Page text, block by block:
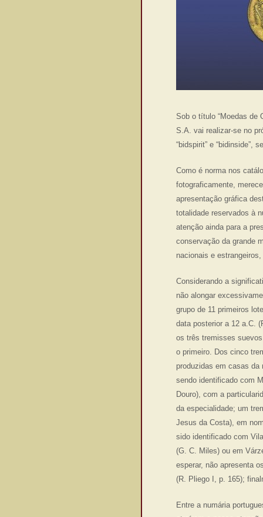
Sob o título “Moedas de
S.A. vai realizar-se no
“bidspirit” e “bidinside”,
Como é norma nos
fotograficamente,
apresentação gráfica
totalidade reservados à
atenção ainda para a
conservação da grande
nacionais e
Considerando a
não alongar
grupo de 11 primeiros
data posterior a 12 a.C.
os três tremisses
o primeiro. Dos cinco
produzidas em casas da
sendo identificado com
Douro), com a
da especialidade; um
Jesus da Costa), em
sido identificado com
(G. C. Miles) ou em
esperar, não apresenta
(R. Pliego I, p. 165);
Entre a numária